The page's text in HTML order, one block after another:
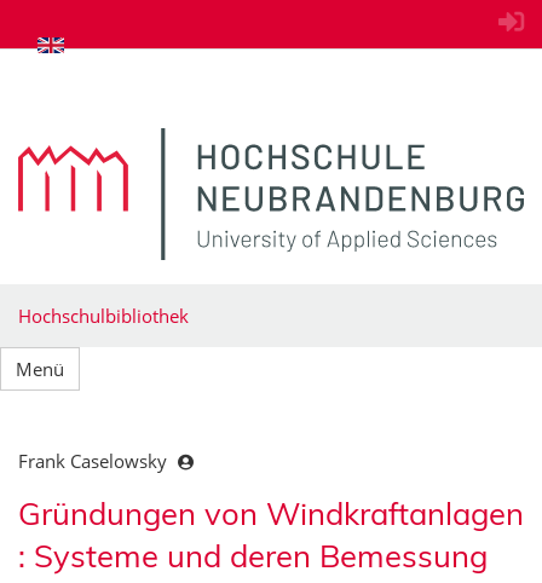
zum Inhalt springen
Hochschulbibliothek
Menü
Frank Caselowsky
Gründungen von Windkraftanlagen
: Systeme und deren Bemessung